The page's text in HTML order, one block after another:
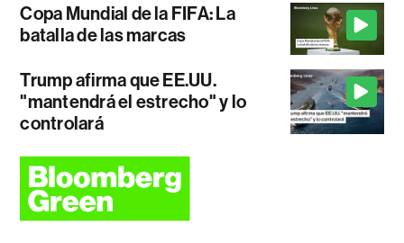
Copa Mundial de la FIFA: La
batalla de las marcas
Trump afirma que EE.UU.
"mantendrá el estrecho" y lo
controlará